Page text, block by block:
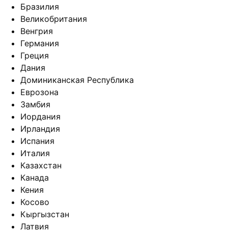
Бразилия
Великобритания
Венгрия
Германия
Греция
Дания
Доминиканская Республика
Еврозона
Замбия
Иордания
Ирландия
Испания
Италия
Казахстан
Канада
Кения
Косово
Кыргызстан
Латвия